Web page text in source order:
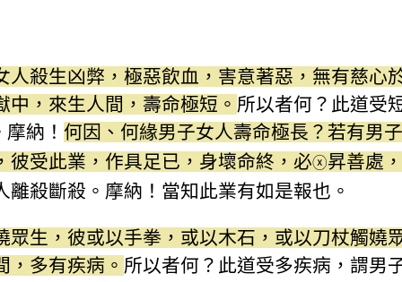
殺生凶弊，極惡飲血，害意著惡，無有慈心
，來生人間，壽命極短。 所以者何？此道受
納！ 何因、何緣男子女人壽命極長？若有男
受此業，作具足已，身壞命終，必ⓧ昇善處
殺斷殺。摩納！當知此業有如是報也。
生，彼或以手拳，或以木石，或以刀杖觸嬈
多有疾病。 所以者何？此道受多疾病，謂男